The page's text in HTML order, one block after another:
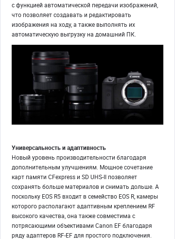
с функцией автоматической передачи изображений,
что позволяет создавать и редактировать
изображения на ходу, а также выполнять их
автоматическую выгрузку на домашний ПК.
Универсальность и адаптивность
Новый уровень производительности благодаря
дополнительным улучшениям. Мощное сочетание
карт памяти CFexpress и SD UHS-II позволяет
сохранять больше материалов и снимать дольше. А
поскольку EOS R5 входит в семейство EOS R, камеры
которого располагают адаптивным креплением RF
высокого качества, она также совместима с
потрясающими объективами Canon EF благодаря
ряду адаптеров RF-EF для простого подключения.